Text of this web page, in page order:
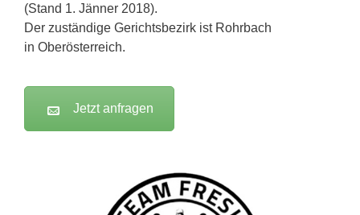
(Stand 1. Jänner 2018).
Der zuständige Gerichtsbezirk ist Rohrbach
in Oberösterreich.
Jetzt anfragen